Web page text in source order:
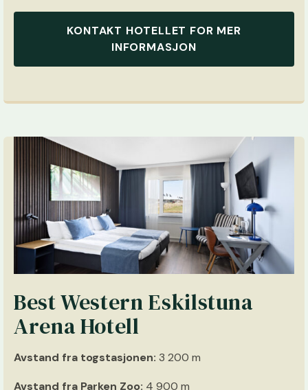
KONTAKT HOTELLET FOR MER
INFORMASJON
Best Western Eskilstuna
Arena Hotell
Avstand fra togstasjonen: 3 200 m
Avstand fra Parken Zoo: 4 900 m